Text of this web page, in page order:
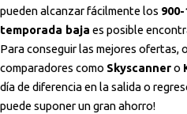
pueden alcanzar fácilmente los 900-
temporada baja es posible
Para conseguir las mejores ofertas,
comparadores como Skyscannero
día de diferencia en la salida o
puede suponer un gran ahorro!